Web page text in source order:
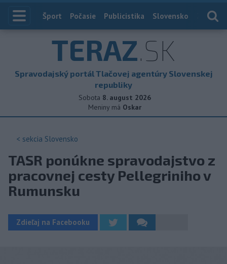
Index
Šport Počasie Publicistika Slovensko
TERAZ.SK
Spravodajský portál Tlačovej agentúry Slovenskej
republiky
Sobota 8. august 2026
Meniny má Oskar
< sekcia Slovensko
TASR ponúkne spravodajstvo z
pracovnej cesty Pellegriniho v
Rumunsku
Zdieľaj na Facebooku